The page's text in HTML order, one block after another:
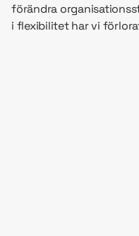
förändra
i flexibilitet har vi